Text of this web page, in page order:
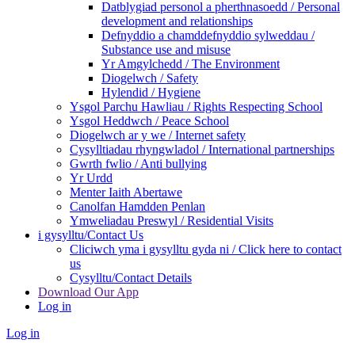
Datblygiad personol a pherthnasoedd / Personal
development and relationships
Defnyddio a chamddefnyddio sylweddau /
Substance use and misuse
Yr Amgylchedd / The Environment
Diogelwch / Safety
Hylendid / Hygiene
Ysgol Parchu Hawliau / Rights Respecting School
Ysgol Heddwch / Peace School
Diogelwch ar y we / Internet safety
Cysylltiadau rhyngwladol / International partnerships
Gwrth fwlio / Anti bullying
Yr Urdd
Menter Iaith Abertawe
Canolfan Hamdden Penlan
Ymweliadau Preswyl / Residential Visits
i gysylltu/Contact Us
Cliciwch yma i gysylltu gyda ni / Click here to contact
us
Cysylltu/Contact Details
Download Our App
Log in
Log in